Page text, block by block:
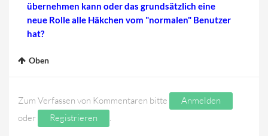
übernehmen kann oder das grundsätzlich eine
neue Rolle alle Häkchen vom "normalen" Benutzer
hat?
Oben
Zum Verfassen von Kommentaren bitte
Anmelden
oder
Registrieren .